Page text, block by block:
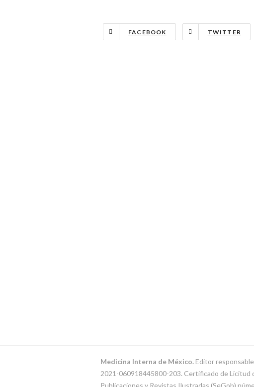
FACEBOOK TWITTER
Medicina Interna de México.Editor
2021-060918445800-203. Certificado de Licitud
Publicaciones y Revistas Ilustradas (SeGob)